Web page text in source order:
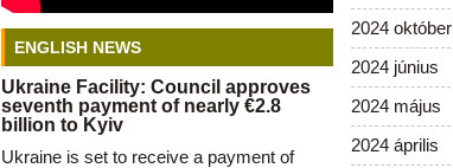
ENGLISH NEWS
Ukraine Facility: Council approves
seventh payment of nearly €2.8
billion to Kyiv
Ukraine is set to receive a payment of
2024 október
2024 június
2024 május
2024 április